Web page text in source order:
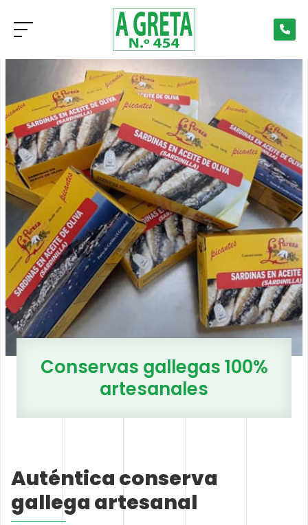
Conservas gallegas 100%
artesanales
Auténtica conserva
gallega artesanal